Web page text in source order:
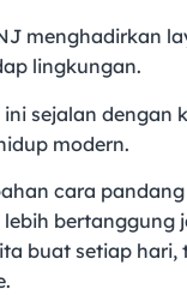
menghadirkan
lingkungan.
sejalan
modern.
cara
bertanggung
buat setiap hari,